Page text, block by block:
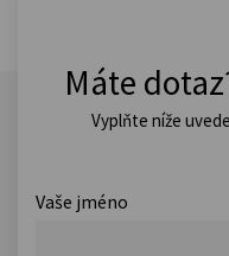
Máte
Vyplňte níže
Vaše jméno